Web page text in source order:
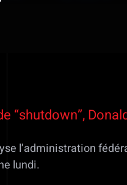
“shutdown”,
l’administration
lundi.